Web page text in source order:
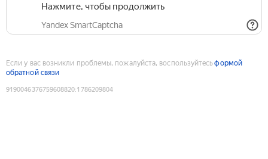
Нажмите, чтобы продолжить
Yandex SmartCaptcha
Если у вас возникли проблемы, пожалуйста, воспользуйтесьформой
обратной связи
9190046376759608820:1786209804